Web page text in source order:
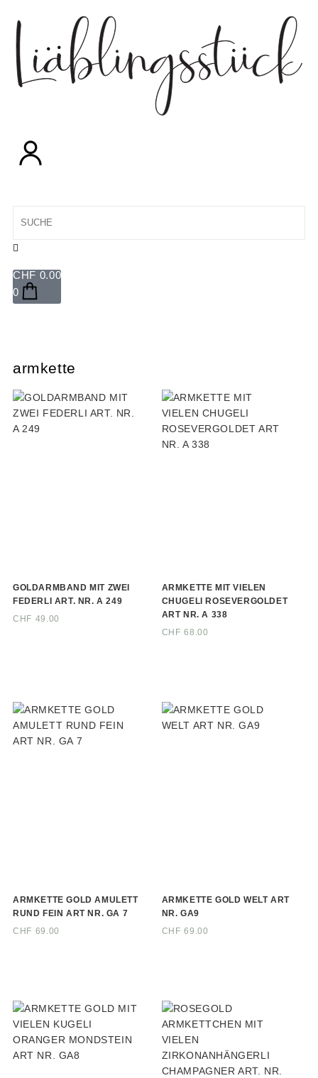
CHF 0.00
0
armkette
GOLDARMBAND MIT ZWEI
FEDERLI ART. NR. A 249
CHF 49.00
ARMKETTE MIT VIELEN
CHUGELI ROSEVERGOLDET
ART NR. A 338
CHF 68.00
ARMKETTE GOLD AMULETT
RUND FEIN ART NR. GA 7
CHF 69.00
ARMKETTE GOLD WELT ART
NR. GA9
CHF 69.00